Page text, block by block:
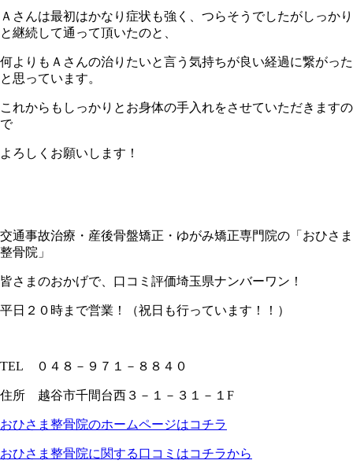
Ａさんは最初はかなり症状も強く、つらそうでしたがしっかり
と継続して通って頂いたのと、
何よりもＡさんの治りたいと言う気持ちが良い経過に繋がった
と思っています。
これからもしっかりとお身体の手入れをさせていただきますの
で
よろしくお願いします！
交通事故治療・産後骨盤矯正・ゆがみ矯正専門院の「おひさま
整骨院」
皆さまのおかげで、口コミ評価埼玉県ナンバーワン！
平日２０時まで営業！（祝日も行っています！！）
TEL ０４８－９７１－８８４０
住所 越谷市千間台西３－１－３１－１ F
おひさま整骨院のホームページはコチラ
おひさま整骨院に関する口コミはコチラから